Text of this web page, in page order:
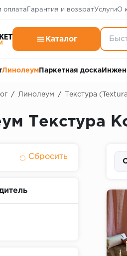
оплата Гарантия и возвратУслугиО
Каталог
Линолеум Паркетная доска
/ Линолеум / Текстура
Текстура